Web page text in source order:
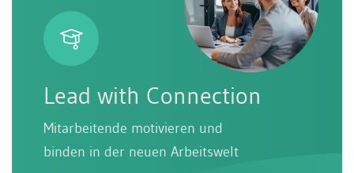
Lead with Connection
Mitarbeitende motivieren und
binden in der neuen Arbeitswelt